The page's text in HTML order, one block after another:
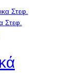
Στεφ.
Στεφ.